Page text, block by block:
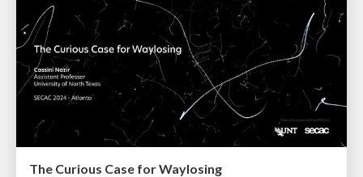
The Curious Case for Waylosing